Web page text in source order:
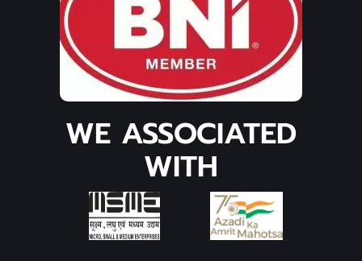
WE ASSOCIATED
WITH